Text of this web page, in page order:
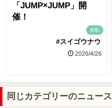
「JUMP×JUMP」開
催！
香取
#スイゴウナウ
2026/4/26
同じカテゴリーのニュース